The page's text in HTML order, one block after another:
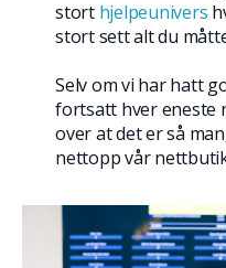
stort hjelpeunivers
stort sett alt du
Selv om vi har hatt
fortsatt hver eneste
over at det er så
nettopp vår